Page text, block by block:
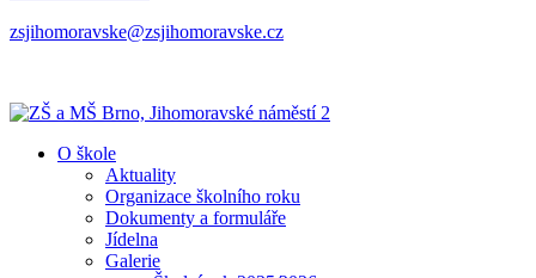
zsjihomoravske@zsjihomoravske.cz
O škole
Aktuality
Organizace školního roku
Dokumenty a formuláře
Jídelna
Galerie